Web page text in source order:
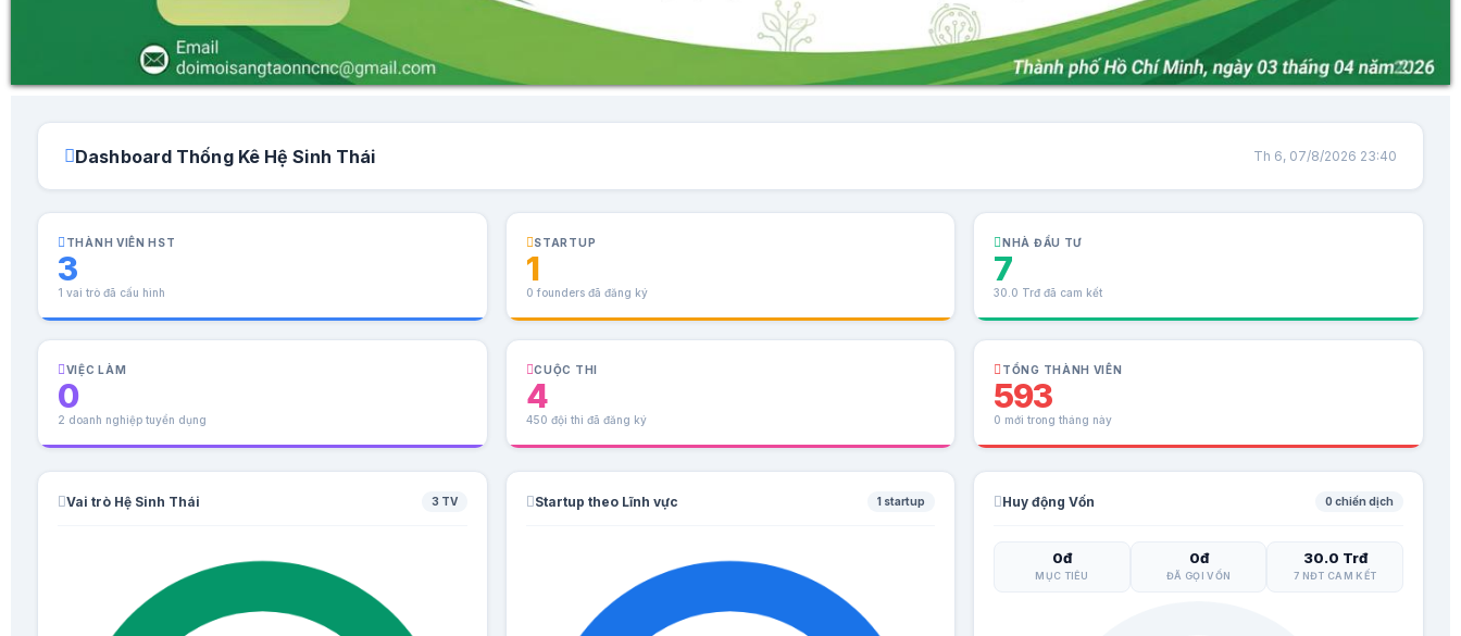
Dashboard Thống Kê Hệ Sinh Thái Th 6, 07/8/2026 23:40
THÀNH VIÊN HST
3
1 vai trò đã cấu hình
STARTUP
1
0 founders đã đăng ký
NHÀ ĐẦU TƯ
7
30.0 Trđ đã cam kết
VIỆC LÀM
0
2 doanh nghiệp tuyển dụng
CUỘC THI
4
450 đội thi đã đăng ký
TỔNG THÀNH VIÊN
593
0 mới trong tháng này
Vai trò Hệ Sinh Thái 3 TV Startup theo Lĩnh vực 1 startup Huy động Vốn 0 chiến dịch
0đ
MỤC TIÊU
0đ
ĐÃ GỌI VỐN
30.0 Trđ
7 NĐT CAM KẾT